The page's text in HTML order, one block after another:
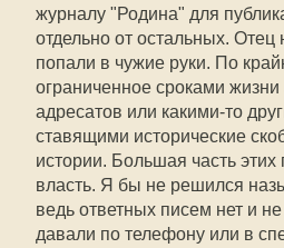
журналу "Родина" для
отдельно от остальных. Отец
попали в чужие руки. По
ограниченное сроками жизни
адресатов или какими-то
ставящими исторические
истории. Большая часть
власть. Я бы не решился
ведь ответных писем нет и
давали по телефону или в